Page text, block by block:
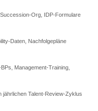
Org, IDP-Formulare
Daten, Nachfolgepläne
Management-Training,
jährlichen Talent-Review-Zyklus